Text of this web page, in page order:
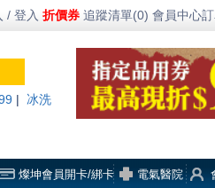
/ 登入 折價券 追蹤清單(0) 會員中心
冰洗
燦坤會員開卡/綁卡 電氣醫院